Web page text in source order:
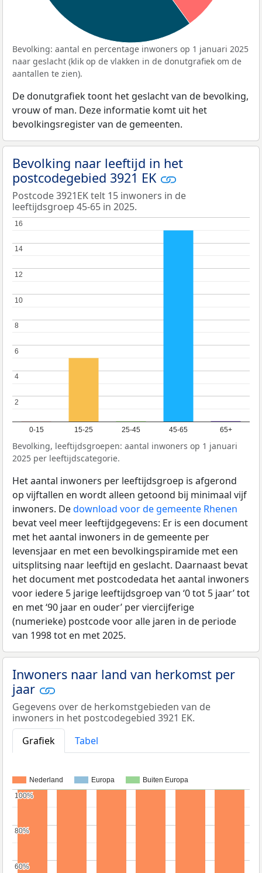
Bevolking: aantal en percentage inwoners op 1 januari 2025
naar geslacht (klik op de vlakken in de donutgrafiek om de
aantallen te zien).
De donutgrafiek toont het geslacht van de bevolking,
vrouw of man. Deze informatie komt uit het
bevolkingsregister van de gemeenten.
Bevolking naar leeftijd in het
postcodegebied 3921 EK
Postcode 3921EK telt 15 inwoners in de
leeftijdsgroep 45-65 in 2025.
0-15 15-25 25-45 45-65 65+
2
2
4
4
6
6
8
8
10
10
12
12
14
14
16
16
Bevolking, leeftijdsgroepen: aantal inwoners op 1 januari
2025 per leeftijdscategorie.
Het aantal inwoners per leeftijdsgroep is afgerond
op vijftallen en wordt alleen getoond bij minimaal vijf
inwoners. Dedownload voor de gemeente Rhenen
bevat veel meer leeftijdgegevens: Er is een document
met het aantal inwoners in de gemeente per
levensjaar en met een bevolkingspiramide met een
uitsplitsing naar leeftijd en geslacht. Daarnaast bevat
het document met postcodedata het aantal inwoners
voor iedere 5 jarige leeftijdsgroep van ‘0 tot 5 jaar’ tot
en met ‘90 jaar en ouder’ per viercijferige
(numerieke) postcode voor alle jaren in de periode
van 1998 tot en met 2025.
Inwoners naar land van herkomst per
jaar
Gegevens over de herkomstgebieden van de
inwoners in het postcodegebied 3921 EK.
Grafiek
Tabel
Nederland Europa Buiten Europa
60%
60%
80%
80%
100%
100%